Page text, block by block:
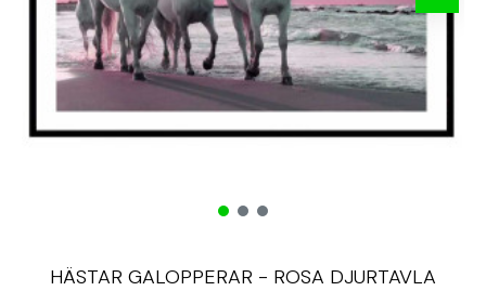
HÄSTAR GALOPPERAR - ROSA DJURTAVLA